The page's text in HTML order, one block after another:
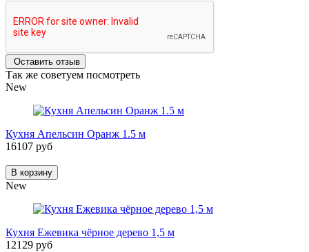
Оставить отзыв
Так же советуем посмотреть
New
Кухня Апельсин Оранж 1.5 м
16107 руб
В корзину
New
Кухня Ежевика чёрное дерево 1,5 м
12129 руб